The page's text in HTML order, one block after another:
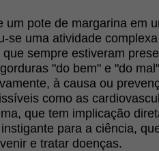
um pote de margarina em
se uma atividade
sempre estiveram
"do bem" e "do
à causa ou
como as
que tem implicação
para a ciência,
e tratar doenças.